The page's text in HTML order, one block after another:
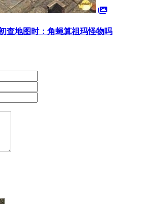
查地图时：角蝇算祖玛怪物吗